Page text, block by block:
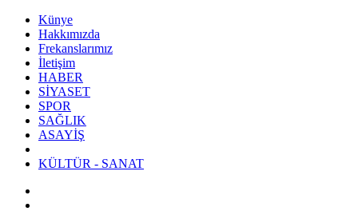
Künye
Hakkımızda
Frekanslarımız
İletişim
HABER
SİYASET
SPOR
SAĞLIK
ASAYİŞ
KÜLTÜR - SANAT